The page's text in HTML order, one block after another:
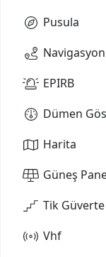
Pusula
Navigasyon
EPIRB
Dümen
Harita
Güneş
Tik Güverte
Vhf